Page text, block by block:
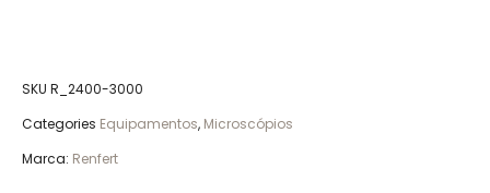
SKU R_2400-3000
Categories Equipamentos, Microscópios
Marca: Renfert